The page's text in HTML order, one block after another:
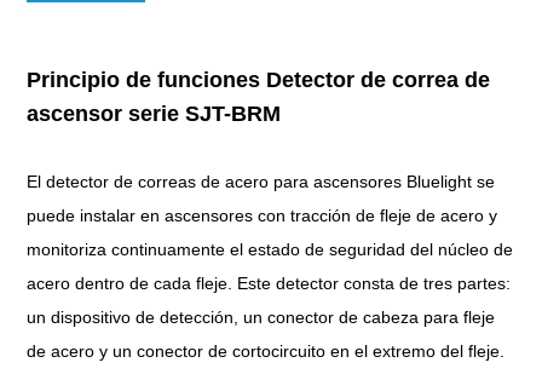
Principio de funciones Detector de correa de
ascensor serie SJT-BRM
El detector de correas de acero para ascensores Bluelight se
puede instalar en ascensores con tracción de fleje de acero y
monitoriza continuamente el estado de seguridad del núcleo de
acero dentro de cada fleje. Este detector consta de tres partes:
un dispositivo de detección, un conector de cabeza para fleje
de acero y un conector de cortocircuito en el extremo del fleje.